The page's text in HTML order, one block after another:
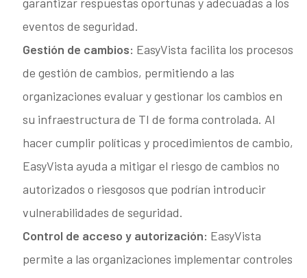
eventos de seguridad.
Gestión de cambios: EasyVista facilita los procesos
de gestión de cambios, permitiendo a las
organizaciones evaluar y gestionar los cambios en
su infraestructura de TI de forma controlada. Al
hacer cumplir políticas y procedimientos de cambio,
EasyVista ayuda a mitigar el riesgo de cambios no
autorizados o riesgosos que podrían introducir
vulnerabilidades de seguridad.
Control de acceso y autorización: EasyVista
permite a las organizaciones implementar controles